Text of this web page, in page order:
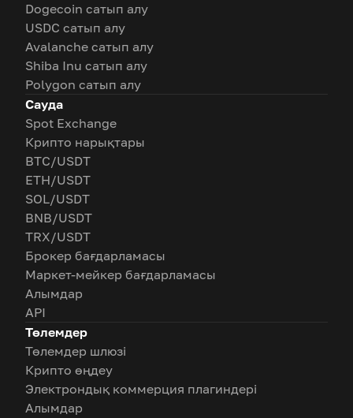
Dogecoin сатып алу
USDC сатып алу
Avalanche сатып алу
Shiba Inu сатып алу
Polygon сатып алу
Сауда
Spot Exchange
Крипто нарықтары
BTC/USDT
ETH/USDT
SOL/USDT
BNB/USDT
TRX/USDT
Брокер бағдарламасы
Маркет-мейкер бағдарламасы
Алымдар
API
Төлемдер
Төлемдер шлюзі
Крипто өңдеу
Электрондық коммерция плагиндері
Алымдар